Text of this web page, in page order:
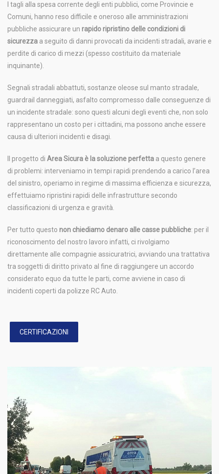
I tagli alla spesa corrente degli enti pubblici, come Provincie e
Comuni, hanno reso difficile e oneroso alle amministrazioni
pubbliche assicurare un rapido ripristino delle condizioni di
sicurezza a seguito di danni provocati da incidenti stradali, avarie e
perdite di carico di mezzi (spesso costituito da materiale
inquinante).
Segnali stradali abbattuti, sostanze oleose sul manto stradale,
guardrail danneggiati, asfalto compromesso dalle conseguenze di
un incidente stradale: sono questi alcuni degli eventi che, non solo
rappresentano un costo per i cittadini, ma possono anche essere
causa di ulteriori incidenti e disagi.
Il progetto di Area Sicura è la soluzione perfetta a questo genere
di problemi: interveniamo in tempi rapidi prendendo a carico l’area
del sinistro, operiamo in regime di massima efficienza e sicurezza,
effettuiamo ripristini rapidi delle infrastrutture secondo
classificazioni di urgenza e gravità.
Per tutto questo non chiediamo denaro alle casse pubbliche: per il
riconoscimento del nostro lavoro infatti, ci rivolgiamo
direttamente alle compagnie assicuratrici, avviando una trattativa
tra soggetti di diritto privato al fine di raggiungere un accordo
considerato equo da tutte le parti, come avviene in caso di
incidenti coperti da polizze RC Auto.
CERTIFICAZIONI